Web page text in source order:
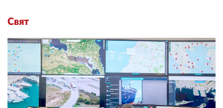
Свят